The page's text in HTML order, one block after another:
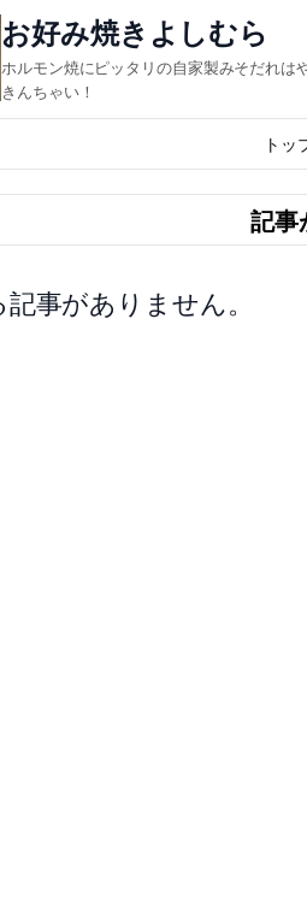
お好み焼きよしむら
ホルモン焼にピッタリの自家製みそだれは
きんちゃい！
トッ
記事
事がありません。